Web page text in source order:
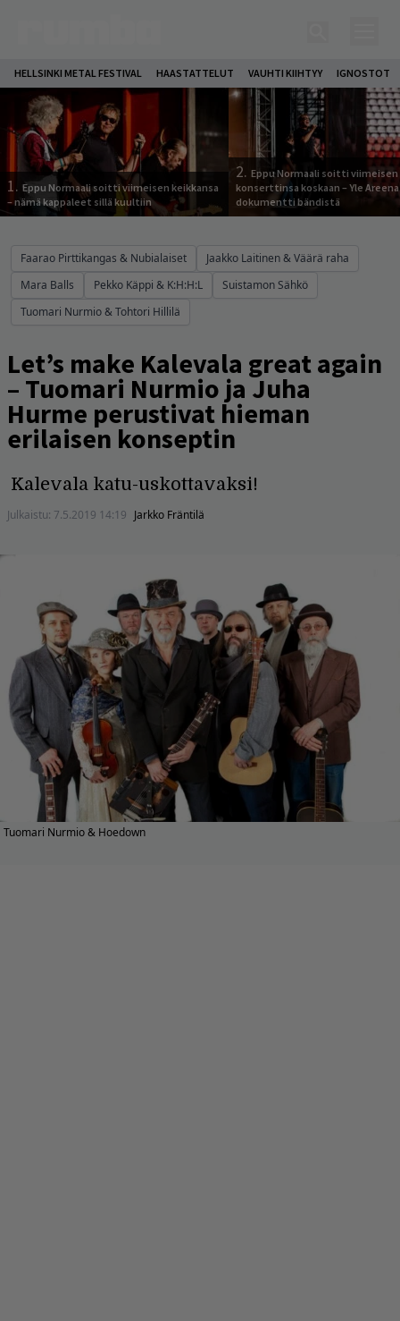
HELLSINKI METAL FESTIVAL HAASTATTELUT VAUHTI KIIHTYY IGNOSTOT
1. Eppu Normaali soitti viimeisen keikkansa
– nämä kappaleet sillä kuultiin
2. Eppu Normaali soitti viimeisen
konserttinsa koskaan – Yle
dokumentti bändistä
Faarao Pirttikangas & Nubialaiset
Jaakko Laitinen & Väärä raha
Mara Balls
Pekko Käppi & K:H:H:L
Suistamon Sähkö
Tuomari Nurmio & Tohtori Hillilä
Let’s make Kalevala great again
– Tuomari Nurmio ja Juha
Hurme perustivat hieman
erilaisen konseptin
Kalevala katu-uskottavaksi!
Julkaistu: 7.5.2019 14:19 Jarkko Fräntilä
Tuomari Nurmio & Hoedown